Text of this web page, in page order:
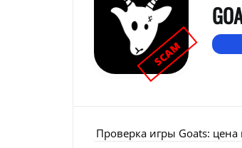
SCAM
Проверка игры Goats: цена